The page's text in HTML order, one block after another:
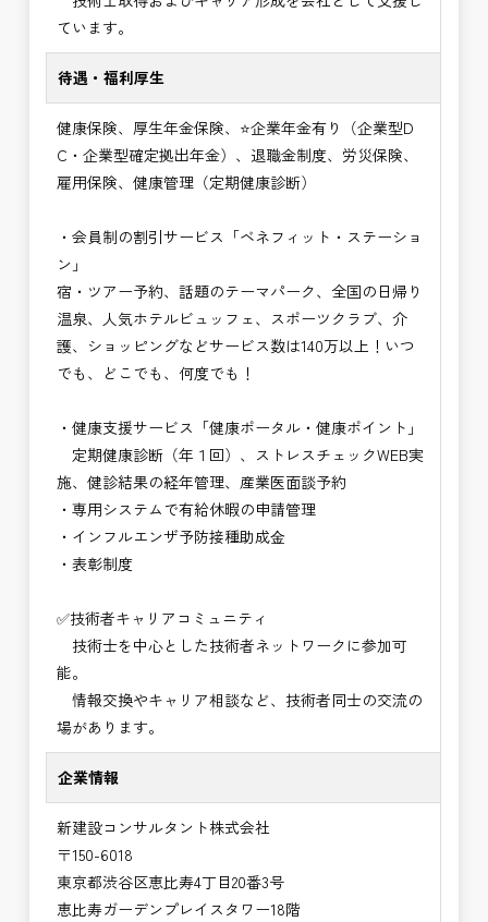
ています。
待遇・福利厚生
健康保険、厚生年金保険、⭐企業年金有り（企業型D
C・企業型確定拠出年金）、退職金制度、労災保険、
雇用保険、健康管理（定期健康診断）
・会員制の割引サービス「ベネフィット・ステーショ
ン」
宿・ツアー予約、話題のテーマパーク、全国の日帰り
温泉、人気ホテルビュッフェ、スポーツクラブ、介
護、ショッピングなどサービス数は140万以上！いつ
でも、どこでも、何度でも！
・健康支援サービス「健康ポータル・健康ポイント」
定期健康診断（年１回）、ストレスチェックWEB実
施、健診結果の経年管理、産業医面談予約
・専用システムで有給休暇の申請管理
・インフルエンザ予防接種助成⾦
・表彰制度
✅技術者キャリアコミュニティ
技術士を中心とした技術者ネットワークに参加可
能。
情報交換やキャリア相談など、技術者同士の交流の
場があります。
企業情報
新建設コンサルタント株式会社
〒150-6018
東京都渋谷区恵比寿4丁目20番3号
恵比寿ガーデンプレイスタワー18階